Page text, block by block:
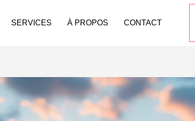
SERVICES À PROPOS CONTACT